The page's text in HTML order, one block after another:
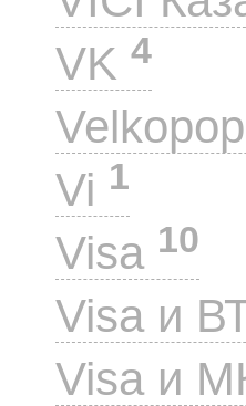
VK 4
Vi 1
Visa 10
Visa и
Visa и